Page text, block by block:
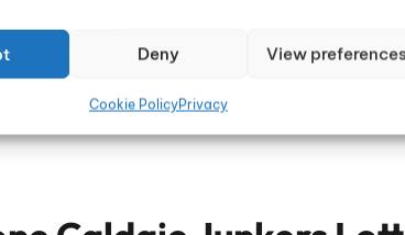
Deny View preferences
Cookie PolicyPrivacy